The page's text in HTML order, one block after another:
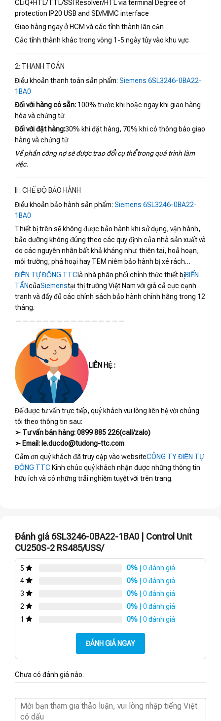
CLiQ+HTL/TTL/SSI Resolver/HTL via terminal Degree of
protection IP20 USB and SD/MMC interface
Giao hàng ngay ở HCM và các tỉnh thành lân cận
Các tỉnh thành khác trong vòng 1-5 ngày tùy vào khu vực
2: THANH TOÁN
Điều khoản thanh toán sản phẩm: Siemens 6SL3246-0BA22-
1BA0
Đối với hàng có sẵn: 100% trước khi hoặc ngay khi giao hàng
hóa và chứng từ
Đối với đặt hàng:30% khi đặt hàng, 70% khi có thông báo giao
hàng và chứng từ
Về phần công nợ sẽ được trao đổi cụ thể trong quá trình làm
việc.
II : CHẾ ĐỘ BẢO HÀNH
Điều khoản bảo hành sản phẩm: Siemens 6SL3246-0BA22-
1BA0
Thiết bị trên sẽ không được bảo hành khi sử dụng, vận hành,
bảo dưỡng không đúng theo các quy định của nhà sản xuất và
do các nguyên nhân bất khả kháng như: thiên tai, hoả hoạn,
môi trường, phá hoại hay TEM niêm bảo hành bị xé rách…
ĐIỆN TỰ ĐỘNG TTC là nhà phân phối chính thức thiết bịBIẾN
TẦNcủaSiemenstại thị trường Việt Nam với giá cả cực cạnh
tranh và đầy đủ các chính sách bảo hành chính hãng trong 12
tháng.
————————————————
LIÊN HỆ :
Để được tư vấn trực tiếp, quý khách vui lòng liên hệ với chúng
tôi theo thông tin sau:
➢ Tư vấn bán hàng: 0899 885 226(call/zalo)
➢ Email: le.ducdo@tudong-ttc.com
Cảm ơn quý khách đã truy cập vào websiteCÔNG TY ĐIỆN TỰ
ĐỘNG TTC Kính chúc quý khách nhận được những thông tin
hữu ích và có những trải nghiệm tuyệt vời trên trang.
Đánh giá 6SL3246-0BA22-1BA0 | Control Unit
CU250S-2 RS485/USS/
5 0% | 0 đánh giá
4
0% | 0 đánh giá
3
0% | 0 đánh giá
2
0% | 0 đánh giá
1
0% | 0 đánh giá
ĐÁNH GIÁ NGAY
Chưa có đánh giá nào.